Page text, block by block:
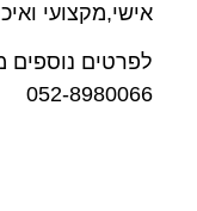
אישי,מקצועי
לפרטים נוספים
052-8980066